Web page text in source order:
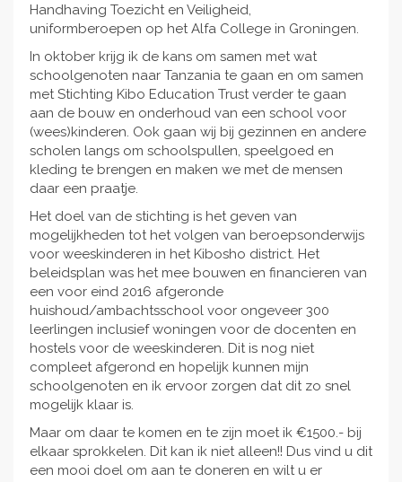
Handhaving Toezicht en Veiligheid,
uniformberoepen op het Alfa College in Groningen.
In oktober krijg ik de kans om samen met wat
schoolgenoten naar Tanzania te gaan en om samen
met Stichting Kibo Education Trust verder te gaan
aan de bouw en onderhoud van een school voor
(wees)kinderen. Ook gaan wij bij gezinnen en andere
scholen langs om schoolspullen, speelgoed en
kleding te brengen en maken we met de mensen
daar een praatje.
Het doel van de stichting is het geven van
mogelijkheden tot het volgen van beroepsonderwijs
voor weeskinderen in het Kibosho district. Het
beleidsplan was het mee bouwen en financieren van
een voor eind 2016 afgeronde
huishoud/ambachtsschool voor ongeveer 300
leerlingen inclusief woningen voor de docenten en
hostels voor de weeskinderen. Dit is nog niet
compleet afgerond en hopelijk kunnen mijn
schoolgenoten en ik ervoor zorgen dat dit zo snel
mogelijk klaar is.
Maar om daar te komen en te zijn moet ik €1500.- bij
elkaar sprokkelen. Dit kan ik niet alleen!! Dus vind u dit
een mooi doel om aan te doneren en wilt u er